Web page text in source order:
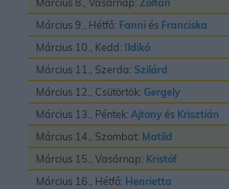
Március 9., Hétfő: Fanni és Franciska
Március 10., Kedd: Ildikó
Március 11., Szerda: Szilárd
Március 12., Csütörtök: Gergely
Március 13., Péntek: Ajtony és Krisztián
Március 14., Szombat: Matild
Március 15., Vasárnap: Kristóf
Március 16., Hétfő: Henrietta